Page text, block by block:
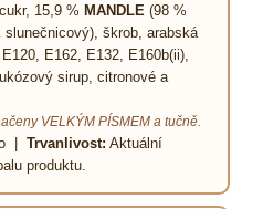
15,9 % MANDLE(98 %
škrob, arabská
E162, E132, E160b(ii),
sirup, citronové a
VELKÝM PÍSMEM a tučně.
| Trvanlivost: Aktuální
produktu.